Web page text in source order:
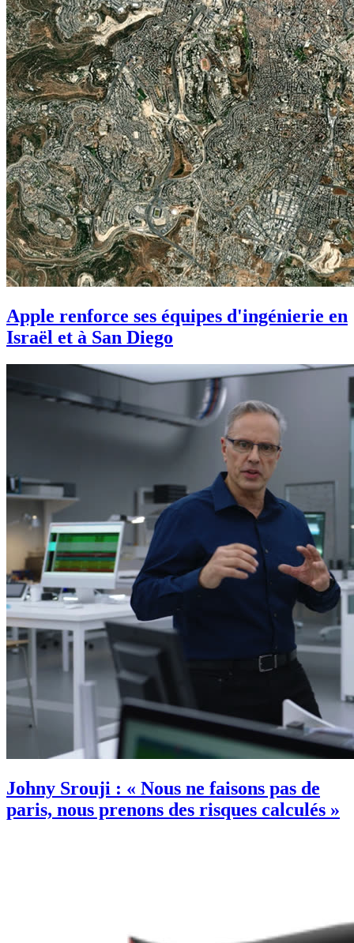
Apple renforce ses équipes d'ingénierie en
Israël et à San Diego
Johny Srouji : « Nous ne faisons pas de
paris, nous prenons des risques calculés »